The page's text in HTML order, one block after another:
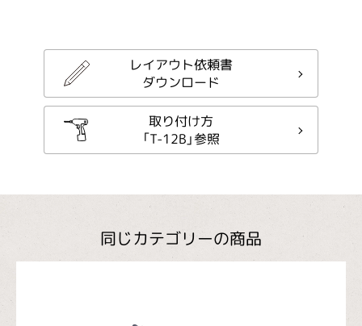
レイアウト依頼書
ダウンロード
取り付け方
「T-12B」参照
同じカテゴリーの商品